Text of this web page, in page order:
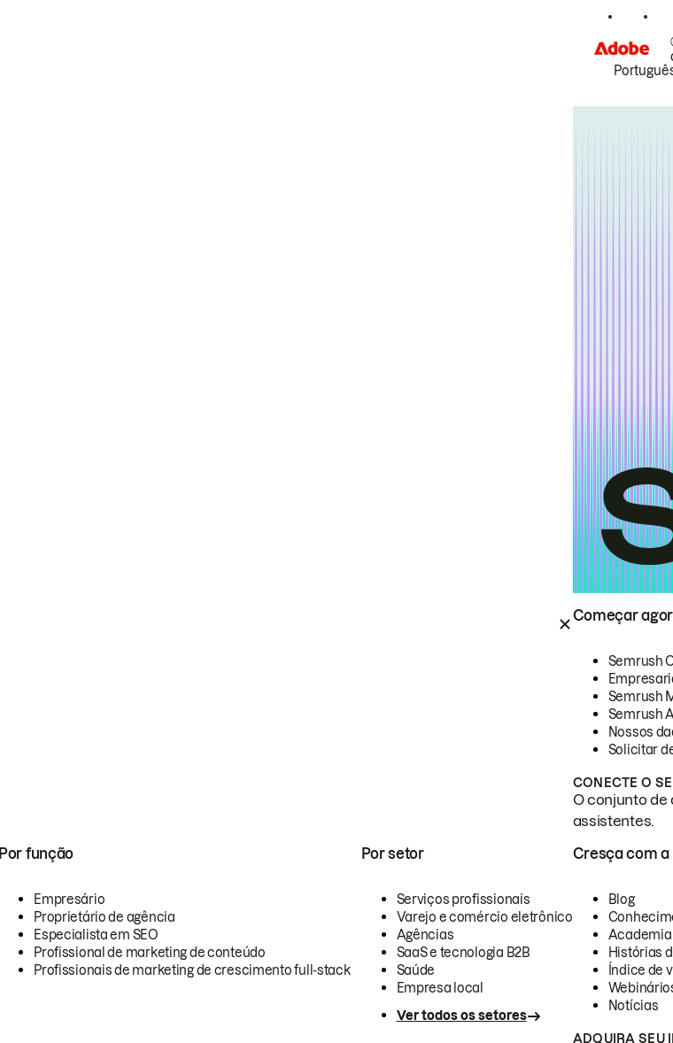
Começar
Semrush
Semrush
Semrush
Nossos
Solicitar
CONECTE O
O conjunto de
assistentes.
Por função
Empresário
Proprietário de agência
Especialista em SEO
Profissional de marketing de conteúdo
Profissionais de marketing de crescimento full-stack
Por setor
Serviços profissionais
Varejo e comércio eletrônico
Agências
SaaS e tecnologia B2B
Saúde
Empresa local
Ver todos os setores
Cresça com a
Blog
Academia
Histórias
Índice de
Notícias
ADQUIRA SEU